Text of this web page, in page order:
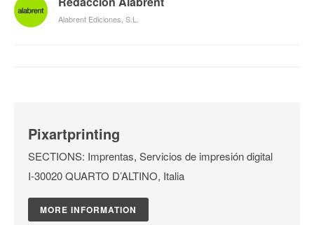
Alabrent Ediciones, S.L.
Pixartprinting
SECTIONS: Imprentas, Servicios de impresión digital
I-30020 QUARTO D’ALTINO, Italia
MORE INFORMATION